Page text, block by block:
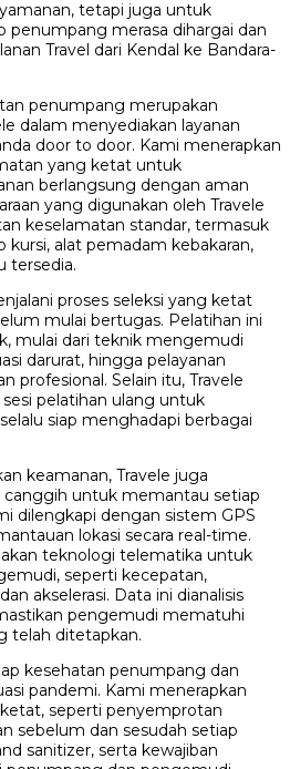
tetapi juga untuk
penumpang merasa dihargai dan
Travel dari Kendal ke Bandara-
penumpang merupakan
dalam menyediakan layanan
door to door. Kami menerapkan
yang ketat untuk
berlangsung dengan aman
yang digunakan oleh Travele
keselamatan standar, termasuk
kursi, alat pemadam kebakaran,
tersedia.
proses seleksi yang ketat
mulai bertugas. Pelatihan ini
mulai dari teknik mengemudi
darurat, hingga pelayanan
profesional. Selain itu, Travele
pelatihan ulang untuk
siap menghadapi berbagai
keamanan, Travele juga
untuk memantau setiap
dilengkapi dengan sistem GPS
lokasi secara real-time.
teknologi telematika untuk
seperti kecepatan,
akselerasi. Data ini dianalisis
pengemudi mematuhi
telah ditetapkan.
kesehatan penumpang dan
pandemi. Kami menerapkan
seperti penyemprotan
sebelum dan sesudah setiap
sanitizer, serta kewajiban